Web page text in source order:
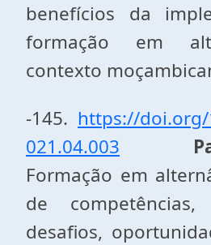
benefícios da
formação em
contexto
-145. https://doi.org/
021.04.003
Formação em
de competências,
desafios,